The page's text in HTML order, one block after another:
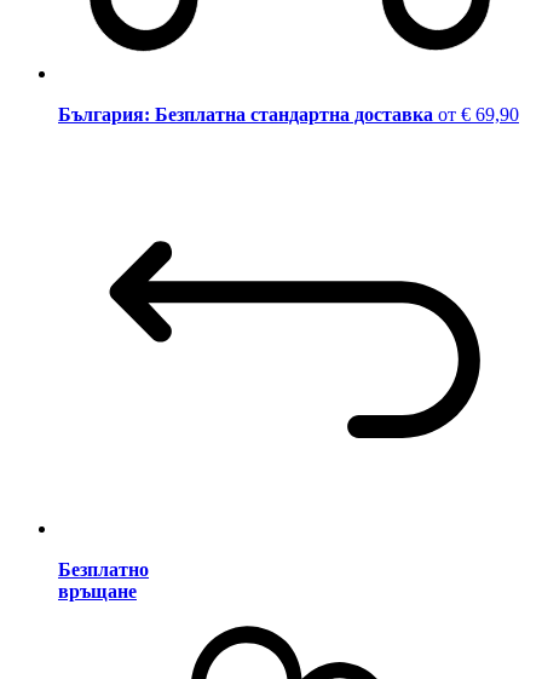
България: Безплатна стандартна доставка от € 69,90
Безплатно
връщане